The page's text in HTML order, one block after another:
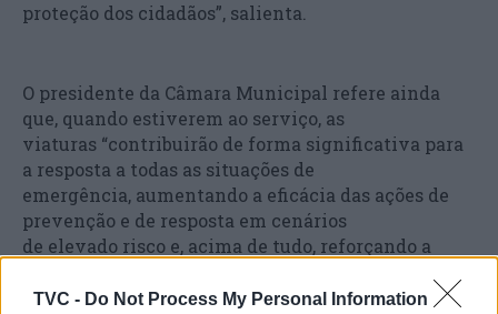
TVC - Do Not Process My Personal Information
proteção dos cidadãos”, salienta.
O presidente da Câmara Municipal refere ainda
que, quando estiverem ao serviço, as
viaturas “contribuirão de forma significativa para
a resposta a todas as situações de
emergência, aumentando a eficácia das ações de
prevenção e de resposta em cenários
de elevado risco e, acima de tudo, reforçando a